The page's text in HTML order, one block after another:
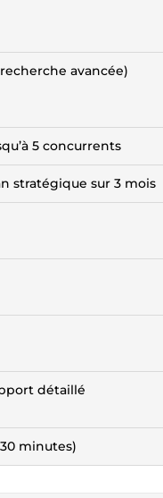
avancée)
5 concurrents
stratégique sur 3 mois
détaillé
minutes)